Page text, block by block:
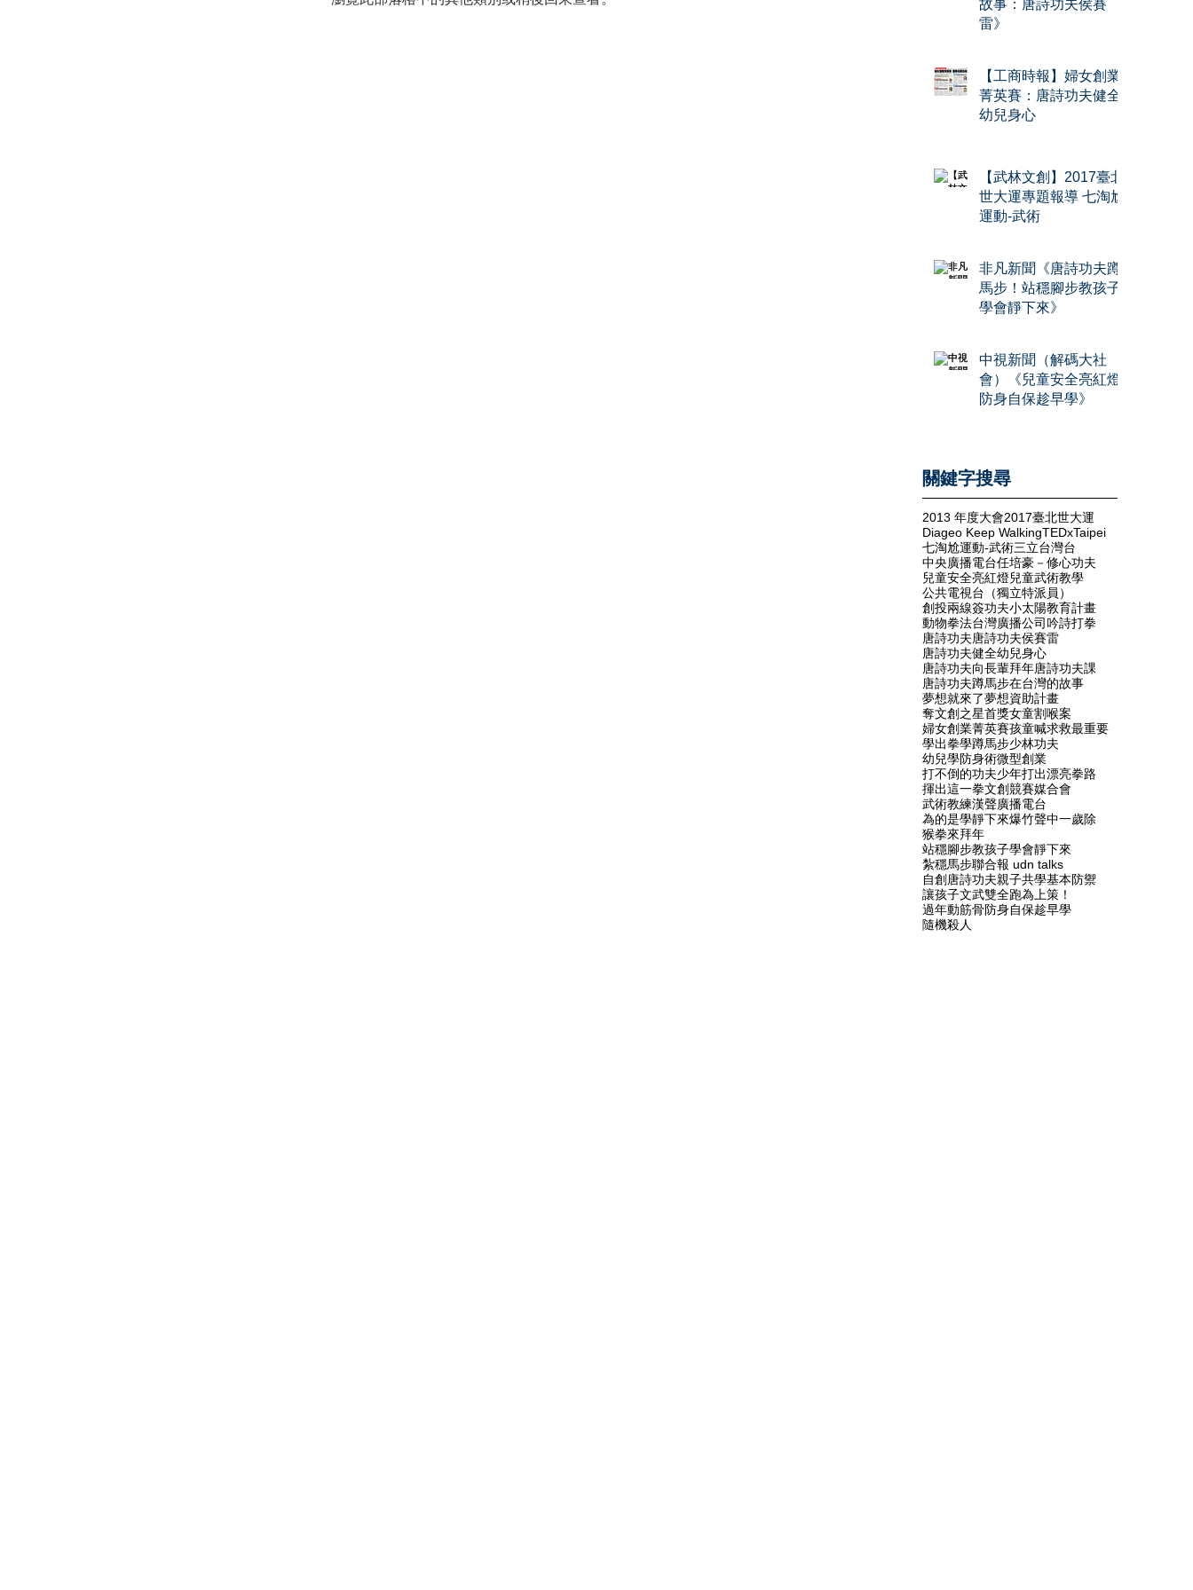
故事：唐詩功夫侯賽
雷》
【工商時報】婦女創業
菁英賽：唐詩功夫健全
幼兒身心
【武林文創】2017臺北
世大運專題報導 七淘尬
運動-武術
非凡新聞《唐詩功夫蹲
馬步！站穩腳步教孩子
學會靜下來》
中視新聞（解碼大社
會）《兒童安全亮紅燈
防身自保趁早學》
關鍵字搜尋
2013 年度大會2017臺北世大運
Diageo Keep WalkingTEDxTaipei
七淘尬運動-武術三立台灣台
中央廣播電台任培豪－修心功夫
兒童安全亮紅燈兒童武術教學
公共電視台（獨立特派員）
創投兩線簽功夫小太陽教育計畫
動物拳法台灣廣播公司 吟詩打拳
唐詩功夫唐詩功夫侯賽雷
唐詩功夫健全幼兒身心
唐詩功夫向長輩拜年唐詩功夫課
唐詩功夫蹲馬步在台灣的故事
夢想就來了夢想資助計畫
奪文創之星首獎女童割喉案
婦女創業菁英賽孩童喊求救最重要
學出拳學蹲馬步少林功夫
幼兒學防身術微型創業
打不倒的功夫少年打出漂亮拳路
揮出這一拳文創競賽媒合會
武術教練漢聲廣播電台
為的是學靜下來爆竹聲中一歲除
猴拳來拜年
站穩腳步教孩子學會靜下來
紮穩馬步聯合報 udn talks
自創唐詩功夫親子共學基本防禦
讓孩子文武雙全跑為上策！
過年動筋骨防身自保趁早學
隨機殺人